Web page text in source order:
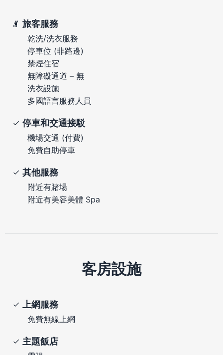
旅客服務
乾洗/洗衣服務
停車位 (非路邊)
禁煙住宿
無障礙通道 – 無
洗衣設施
多國語言服務人員
停車和交通接駁
機場交通 (付費)
免費自助停車
其他服務
附近有賭場
附近有美容美體 Spa
客房設施
上網服務
免費無線上網
主題飯店